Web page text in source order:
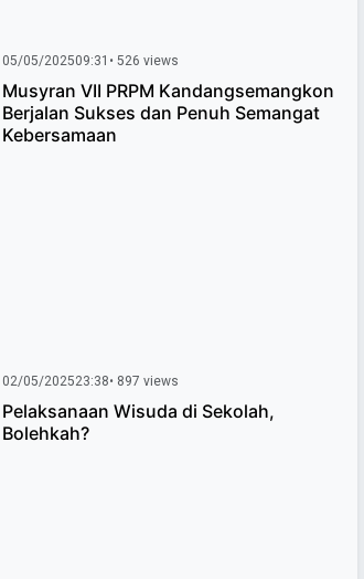
05/05/202509:31 • 526 views
Musyran VII PRPM Kandangsemangkon
Berjalan Sukses dan Penuh Semangat
Kebersamaan
02/05/202523:38• 897 views
Pelaksanaan Wisuda di Sekolah,
Bolehkah?